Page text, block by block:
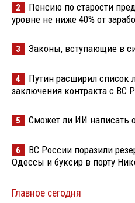
2
Пенсию по старости
уровне не ниже 40% от
3 Законы, вступающие в
4
Путин расширил список
заключения контракта с ВС
5 Сможет ли ИИ написать
6
ВС России поразили
Одессы и буксир в порту
Главное сегодня